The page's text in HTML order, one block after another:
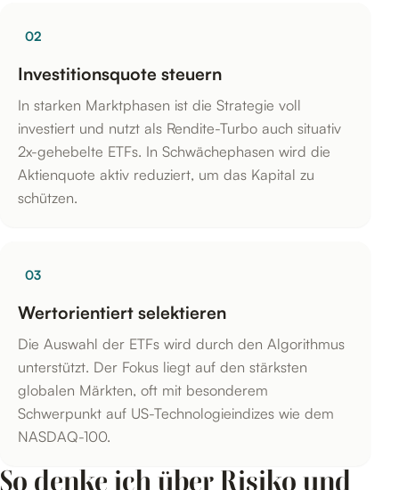
02
Investitionsquote steuern
In starken Marktphasen ist die Strategie voll
investiert und nutzt als Rendite-Turbo auch situativ
2x-gehebelte ETFs. In Schwächephasen wird die
Aktienquote aktiv reduziert, um das Kapital zu
schützen.
03
Wertorientiert selektieren
Die Auswahl der ETFs wird durch den Algorithmus
unterstützt. Der Fokus liegt auf den stärksten
globalen Märkten, oft mit besonderem
Schwerpunkt auf US-Technologieindizes wie dem
NASDAQ-100.
So denke ich über Risiko und